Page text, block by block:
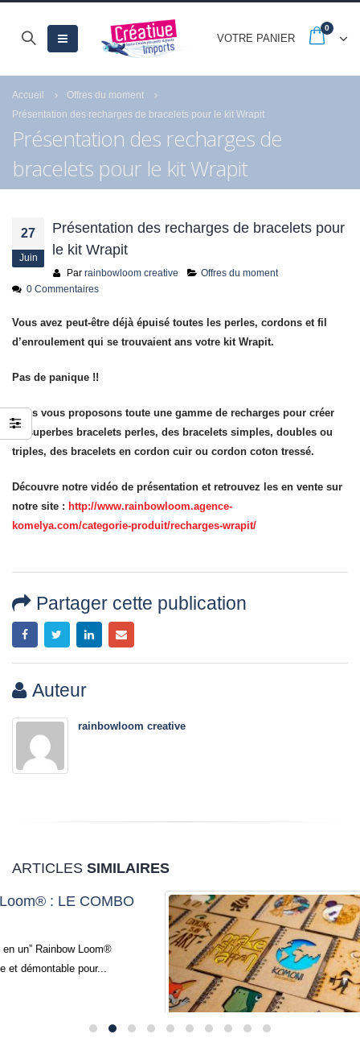
VOTRE PANIER
0
Accueil
Offres du moment
Présentation des recharges de bracelets pour le kit Wrapit
Présentation des recharges de
bracelets pour le kit Wrapit
27
Juin
Présentation des recharges de bracelets pour
le kit Wrapit
Par rainbowloom creative
Offres du moment
0 Commentaires
Vous avez peut-être déjà épuisé toutes les perles, cordons et fil
d’enroulement qui se trouvaient ans votre kit Wrapit.
Pas de panique !!
Nous vous proposons toute une gamme de recharges pour créer
de superbes bracelets perles, des bracelets simples, doubles ou
triples, des bracelets en cordon cuir ou cordon coton tressé.
Découvre notre vidéo de présentation et retrouvez les en vente sur
notre site : http://www.rainbowloom.agence-
komelya.com/categorie-produit/recharges-wrapit/
Partager cette publication
Auteur
rainbowloom creative
ARTICLES SIMILAIRES
-20% jusqu’au 30
septembre avec les
23 septembre 2025
pour réussir la
Langnickel® ?
18 juillet 2021
Fermeture estivale